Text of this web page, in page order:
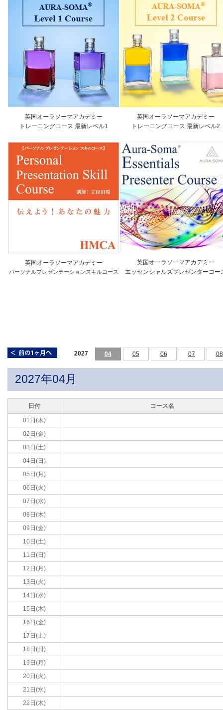
英国オーラソーマアカデミー
トレーニングコース 最新レベル1
英国オーラソーマアカデミー
トレーニングコース 最新レベル2
英国オーラソーマアカデミー
パーソナルプレゼンテーションスキルコース
英国オーラソーマアカデミー
エッセンシャルズプレゼンターコー
2027 04 05 06 07 08
2027年04月
日付 コース名
01日(木)
02日(金)
03日(土)
04日(日)
05日(月)
06日(火)
07日(水)
08日(木)
09日(金)
10日(土)
11日(日)
12日(月)
13日(火)
14日(水)
15日(木)
16日(金)
17日(土)
18日(日)
19日(月)
20日(火)
21日(水)
22日(木)